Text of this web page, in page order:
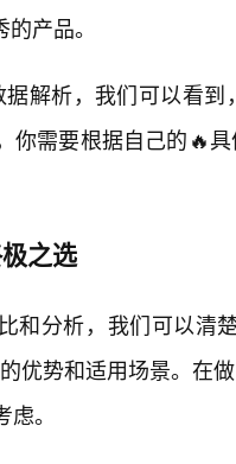
产品。
解析，我们可以看
你需要根据自己的🔥
之选
和分析，我们可以清
优势和适用场景。在
。